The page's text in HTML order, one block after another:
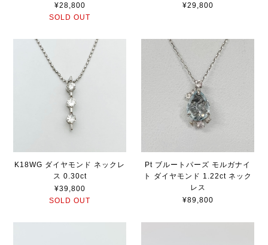
¥28,800
SOLD OUT
¥29,800
K18WG ダイヤモンド ネックレ
ス 0.30ct
¥39,800
SOLD OUT
Pt ブルートパーズ モルガナイ
ト ダイヤモンド 1.22ct ネック
レス
¥89,800